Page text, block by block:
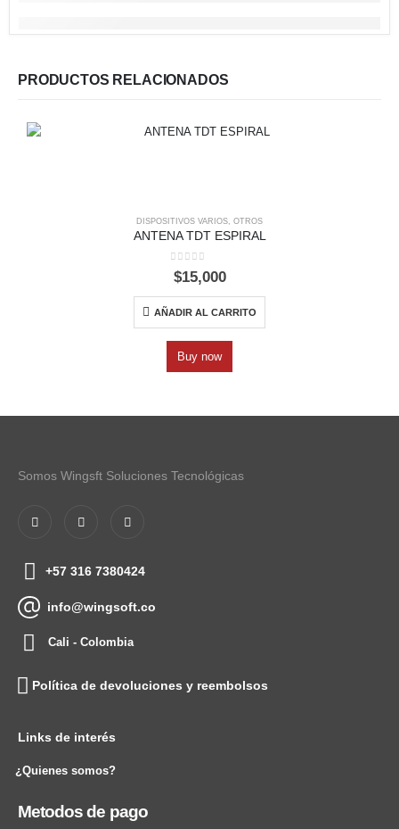
PRODUCTOS RELACIONADOS
DISPOSITIVOS VARIOS, OTROS
ANTENA TDT ESPIRAL
0out of 5
$15,000
AÑADIR AL CARRITO
Buy now
Somos Wingsft Soluciones Tecnológicas
+57 316 7380424
info@wingsoft.co
Cali - Colombia
Política de devoluciones y reembolsos
Links de interés
¿Quienes somos?
Metodos de pago